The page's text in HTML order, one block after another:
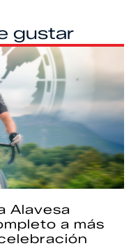
gustar
Alavesa
a más